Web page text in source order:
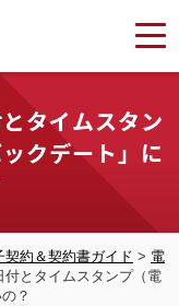
タイムスタン
クデート」に
契約＆契約書ガイド > 電
付とタイムスタンプ（電
？